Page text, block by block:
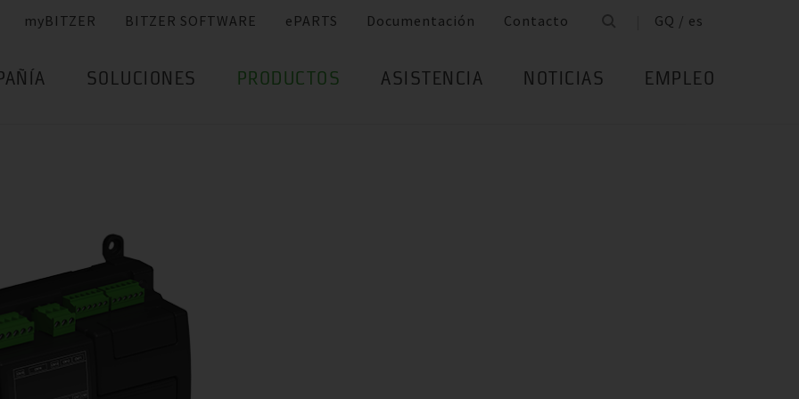
myBITZER BITZER SOFTWARE ePARTS Documentación Contacto GQ / es
SOLUCIONES PRODUCTOS ASISTENCIA NOTICIAS EMPLEO